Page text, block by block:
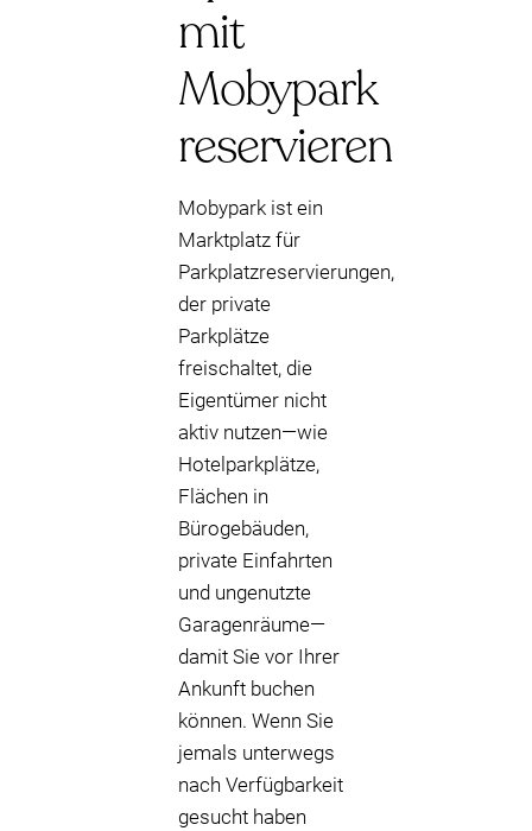
mit
Mobypark
reservieren
Mobypark ist ein
Marktplatz für
Parkplatzreservierungen,
der private
Parkplätze
freischaltet, die
Eigentümer nicht
aktiv nutzen—wie
Hotelparkplätze,
Flächen in
Bürogebäuden,
private Einfahrten
und ungenutzte
Garagenräume—
damit Sie vor Ihrer
Ankunft buchen
können. Wenn Sie
jemals unterwegs
nach Verfügbarkeit
gesucht haben